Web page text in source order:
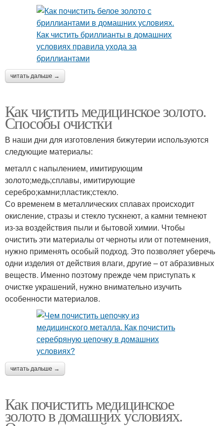
читать дальше →
Как чистить медицинское золото.
Способы очистки
В наши дни для изготовления бижутерии используются
следующие материалы:
металл с напылением, имитирующим
золото;медь;сплавы, имитирующие
серебро;камни;пластик;стекло.
Со временем в металлических сплавах происходит
окисление, стразы и стекло тускнеют, а камни темнеют
из-за воздействия пыли и бытовой химии. Чтобы
очистить эти материалы от черноты или от потемнения,
нужно применять особый подход. Это позволяет уберечь
одни изделия от действия влаги, другие – от абразивных
веществ. Именно поэтому прежде чем приступать к
очистке украшений, нужно внимательно изучить
особенности материалов.
читать дальше →
Как почистить медицинское
золото в домашних условиях.